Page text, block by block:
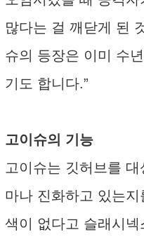
많다는 걸 깨닫게 된
슈의 등장은 이미 수
기도 합니다.”
고이슈의 기능
고이슈는 깃허브를
마나 진화하고 있는
색이 없다고 슬래시넥